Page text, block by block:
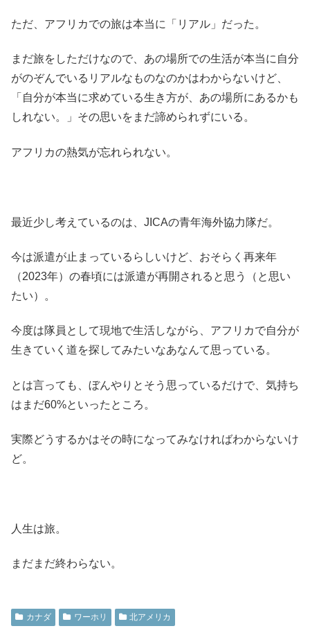
ただ、アフリカでの旅は本当に「リアル」だった。
まだ旅をしただけなので、あの場所での生活が本当に自分
がのぞんでいるリアルなものなのかはわからないけど、
「自分が本当に求めている生き方が、あの場所にあるかも
しれない。」その思いをまだ諦められずにいる。
アフリカの熱気が忘れられない。
最近少し考えているのは、JICAの青年海外協力隊だ。
今は派遣が止まっているらしいけど、おそらく再来年
（2023年）の春頃には派遣が再開されると思う（と思い
たい）。
今度は隊員として現地で生活しながら、アフリカで自分が
生きていく道を探してみたいなあなんて思っている。
とは言っても、ぼんやりとそう思っているだけで、気持ち
はまだ60%といったところ。
実際どうするかはその時になってみなければわからないけ
ど。
人生は旅。
まだまだ終わらない。
カナダ ワーホリ 北アメリカ